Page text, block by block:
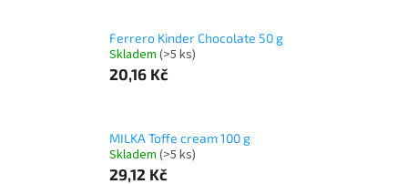
Ferrero Kinder Chocolate 50 g
Skladem (>5 ks)
20,16 Kč
MILKA Toffe cream 100 g
Skladem (>5 ks)
29,12 Kč